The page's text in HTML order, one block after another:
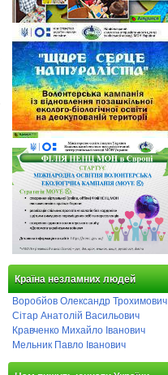
Країна незламних людей
Воробйов Олександр Трохимович
Сітар Анатолій Васильович
Кравченко Михайло Іванович
Мельник Павло Іванович